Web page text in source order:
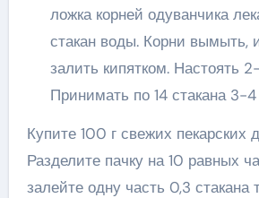
ложка корней одуванчика
стакан воды. Корни вымыть,
залить кипятком. Настоять
Принимать по 14 стакана 3-
Купите 100 г свежих пекарских
Разделите пачку на 10 равных
залейте одну часть 0,3 стакана